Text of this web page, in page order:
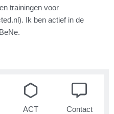
trainingen voor
Ik ben actief in de
ACT Contact